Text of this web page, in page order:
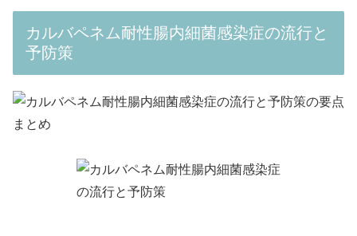
カルバペネム耐性腸内細菌感染症の流行と
予防策